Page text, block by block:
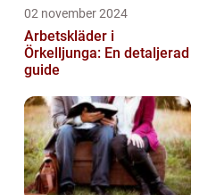
02 november 2024
Arbetskläder i
Örkelljunga: En detaljerad
guide